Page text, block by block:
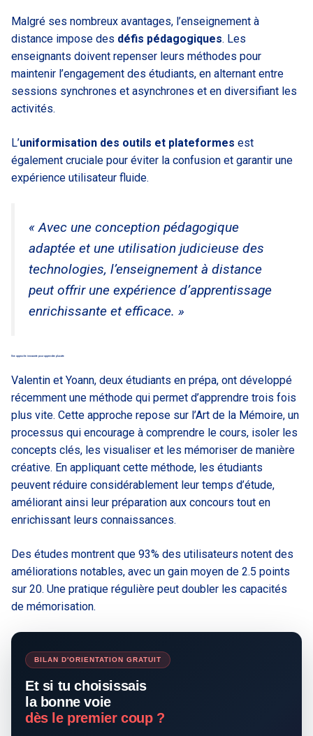
Malgré ses nombreux avantages, l’enseignement à
distance impose des défis pédagogiques. Les
enseignants doivent repenser leurs méthodes pour
maintenir l’engagement des étudiants, en alternant entre
sessions synchrones et asynchrones et en diversifiant les
activités.
L’uniformisation des outils et plateformes est
également cruciale pour éviter la confusion et garantir une
expérience utilisateur fluide.
« Avec une conception pédagogique
adaptée et une utilisation judicieuse des
technologies, l’enseignement à distance
peut offrir une expérience d’apprentissage
enrichissante et efficace. »
Une approche innovante pour apprendre plus vite
Valentin et Yoann, deux étudiants en prépa, ont développé
récemment une méthode qui permet d’apprendre trois fois
plus vite. Cette approche repose sur l’Art de la Mémoire, un
processus qui encourage à comprendre le cours, isoler les
concepts clés, les visualiser et les mémoriser de manière
créative. En appliquant cette méthode, les étudiants
peuvent réduire considérablement leur temps d’étude,
améliorant ainsi leur préparation aux concours tout en
enrichissant leurs connaissances.
Des études montrent que 93% des utilisateurs notent des
améliorations notables, avec un gain moyen de 2.5 points
sur 20. Une pratique régulière peut doubler les capacités
de mémorisation.
BILAN D'ORIENTATION GRATUIT
Et si tu choisissais
la bonne voie
dès le premier coup ?